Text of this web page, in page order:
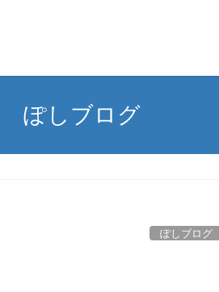
ぽしブログ
ぽしブログ